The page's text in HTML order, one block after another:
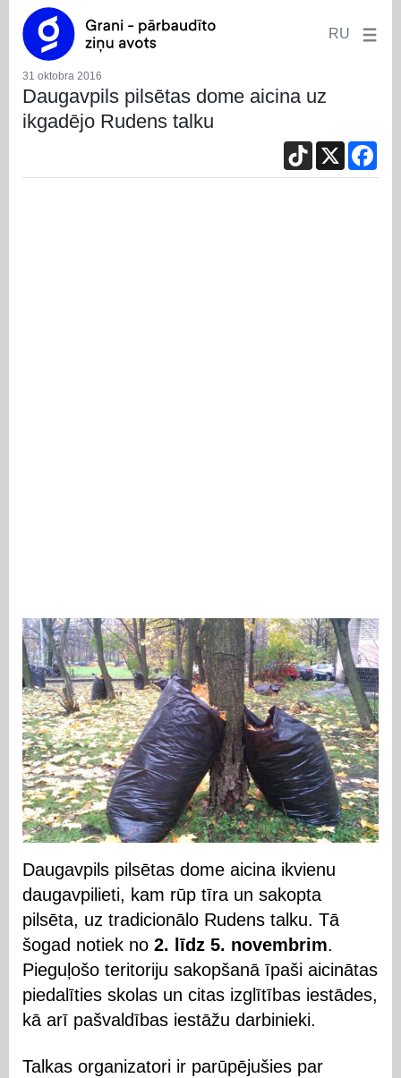
RU
31 oktobra 2016
Daugavpils pilsētas dome aicina uz
ikgadējo Rudens talku
TikTok
X
Daugavpils pilsētas dome aicina ikvienu
daugavpilieti, kam rūp tīra un sakopta
pilsēta, uz tradicionālo Rudens talku. Tā
šogad notiek no 2. līdz 5. novembrim.
Pieguļošo teritoriju sakopšanā īpaši aicinātas
piedalīties skolas un citas izglītības iestādes,
kā arī pašvaldības iestāžu darbinieki.
Talkas organizatori ir parūpējušies par